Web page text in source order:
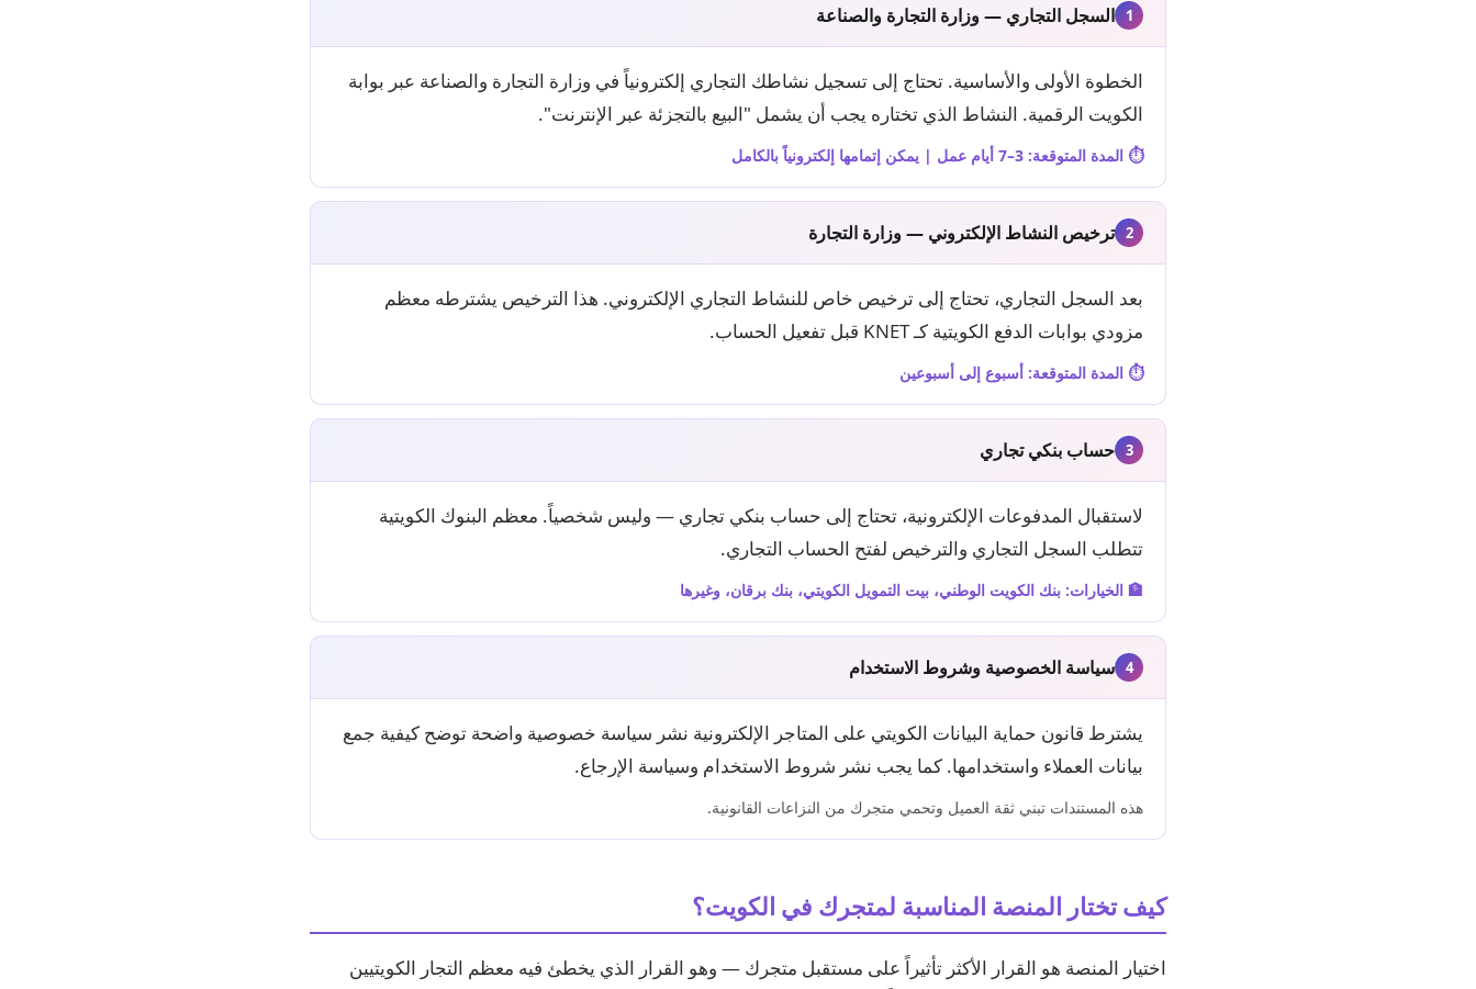
1 السجل التجاري — وزارة التجارة والصناعة
الخطوة الأولى والأساسية. تحتاج إلى تسجيل نشاطك التجاري إلكترونياً في وزارة التجارة والصناعة عبر بوابة
الكويت الرقمية. النشاط الذي تختاره يجب أن يشمل "البيع بالتجزئة عبر الإنترنت".
⏱️ المدة المتوقعة: 3–7 أيام عمل | يمكن إتمامها إلكترونياً بالكامل
2 ترخيص النشاط الإلكتروني — وزارة التجارة
بعد السجل التجاري، تحتاج إلى ترخيص خاص للنشاط التجاري الإلكتروني. هذا الترخيص يشترطه معظم
مزودي بوابات الدفع الكويتية كـ KNET قبل تفعيل الحساب.
⏱️ المدة المتوقعة: أسبوع إلى أسبوعين
3 حساب بنكي تجاري
لاستقبال المدفوعات الإلكترونية، تحتاج إلى حساب بنكي تجاري — وليس شخصياً. معظم البنوك الكويتية
تتطلب السجل التجاري والترخيص لفتح الحساب التجاري.
🏦 الخيارات: بنك الكويت الوطني، بيت التمويل الكويتي، بنك برقان، وغيرها
4 سياسة الخصوصية وشروط الاستخدام
يشترط قانون حماية البيانات الكويتي على المتاجر الإلكترونية نشر سياسة خصوصية واضحة توضح كيفية جمع
بيانات العملاء واستخدامها. كما يجب نشر شروط الاستخدام وسياسة الإرجاع.
هذه المستندات تبني ثقة العميل وتحمي متجرك من النزاعات القانونية.
كيف تختار المنصة المناسبة لمتجرك في الكويت؟
اختيار المنصة هو القرار الأكثر تأثيراً على مستقبل متجرك — وهو القرار الذي يخطئ فيه معظم التجار الكويتيين